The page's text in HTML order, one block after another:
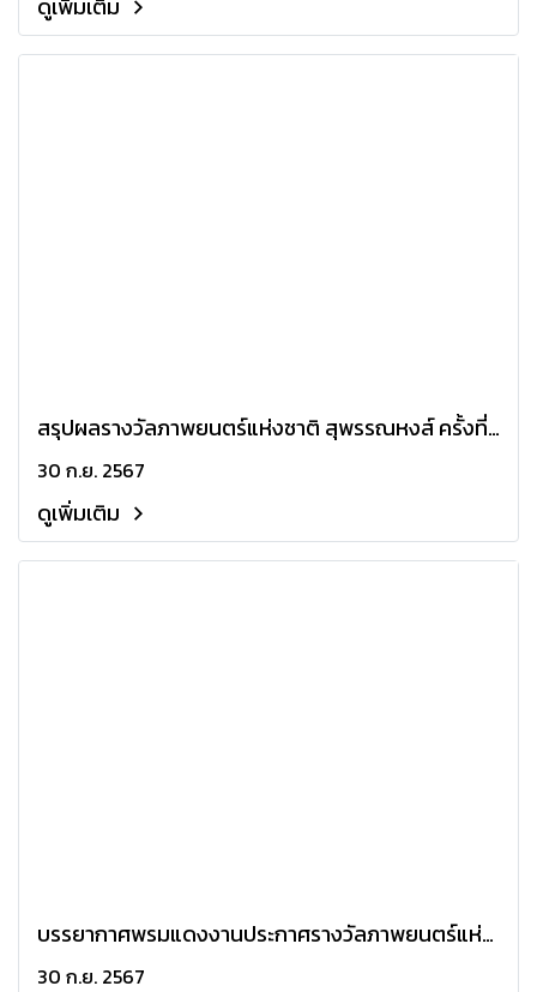
สรุปผลรางวัลภาพยนตร์แห่งชาติ สุพรรณหงส์ ครั้งที่
32
30 ก.ย. 2567
ดูเพิ่มเติม
บรรยากาศพรมแดงงานประกาศรางวัลภาพยนตร์แห่ง
ชาติ สุพรรณหงส์ ครั้งที่ 32
30 ก.ย. 2567